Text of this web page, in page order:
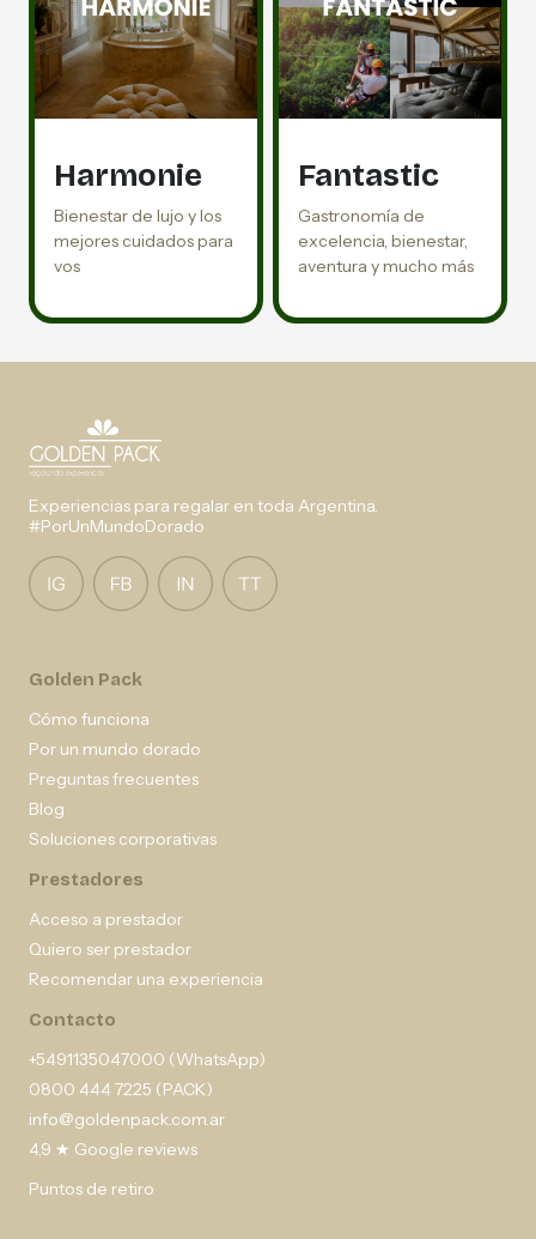
Harmonie
Bienestar de lujo y los
mejores cuidados para
vos
Fantastic
Gastronomía de
excelencia, bienestar,
aventura y mucho más
Experiencias para regalar en toda Argentina.
#PorUnMundoDorado
Golden Pack
Cómo funciona
Por un mundo dorado
Preguntas frecuentes
Blog
Soluciones corporativas
Prestadores
Acceso a prestador
Quiero ser prestador
Recomendar una experiencia
Contacto
+5491135047000 (WhatsApp)
0800 444 7225 (PACK)
info@goldenpack.com.ar
4,9 ★ Google reviews
Puntos de retiro